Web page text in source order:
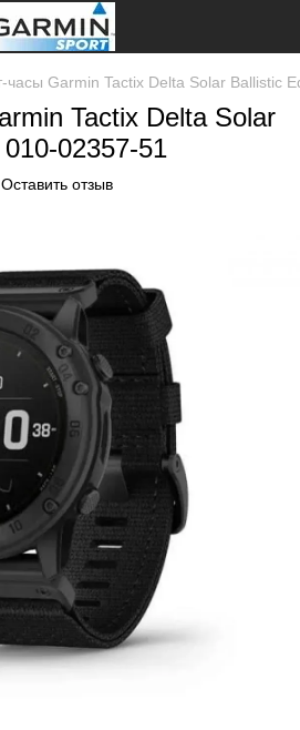
часы Garmin Tactix Delta Solar Ballistic
Tactix Delta Solar
02357-51
Оставить отзыв